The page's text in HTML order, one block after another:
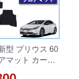
型 プリウス 60
マット カーマ